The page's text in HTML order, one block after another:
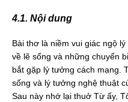
4.1. Nội dung
Bài thơ là niềm vui giác ngộ
về lẽ sống và những chuyển
bắt gặp lý tưởng cách mạng.
sống và lý tưởng nghệ thuật
Sau này nhớ lại thuở Từ ấy,